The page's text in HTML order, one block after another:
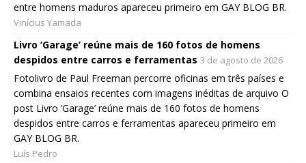
entre homens maduros apareceu primeiro em GAY BLOG BR.
Vinícius Yamada
Livro ‘Garage’ reúne mais de 160 fotos de homens
despidos entre carros e ferramentas 3 de agosto de 2026
Fotolivro de Paul Freeman percorre oficinas em três países e
combina ensaios recentes com imagens inéditas de arquivo O
post Livro ‘Garage’ reúne mais de 160 fotos de homens
despidos entre carros e ferramentas apareceu primeiro em
GAY BLOG BR.
Luís Pedro